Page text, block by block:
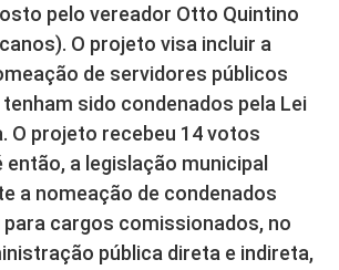
pelo vereador Otto Quintino
O projeto visa incluir a
de servidores públicos
sido condenados pela Lei
O projeto recebeu 14 votos
a legislação municipal
a nomeação de condenados
para cargos comissionados, no
pública direta e indireta,